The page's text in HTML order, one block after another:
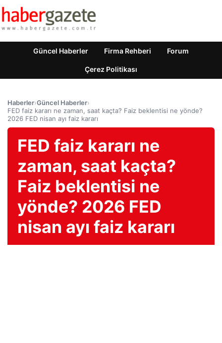
Güncel Haberler Firma Rehberi Forum
Çerez Politikası
Haberler›Güncel Haberler›
FED faiz kararı ne zaman, saat kaçta? Faiz beklentisi ne yönde?
2026 FED nisan ayı faiz kararı
FED faiz kararı ne
zaman, saat kaçta?
Faiz beklentisi ne
yönde? 2026 FED
nisan ayı faiz kararı